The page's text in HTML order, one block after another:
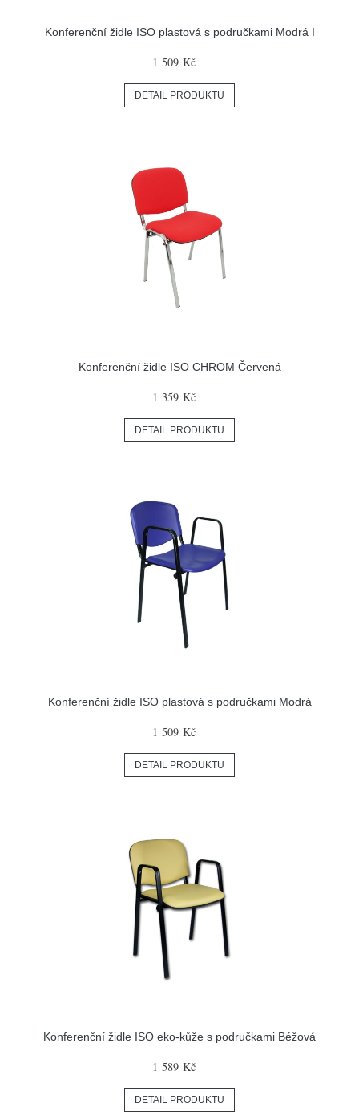
Konferenční židle ISO plastová s područkami Modrá I
1 509 Kč
DETAIL PRODUKTU
Konferenční židle ISO CHROM Červená
1 359 Kč
DETAIL PRODUKTU
Konferenční židle ISO plastová s područkami Modrá
1 509 Kč
DETAIL PRODUKTU
Konferenční židle ISO eko-kůže s područkami Béžová
1 589 Kč
DETAIL PRODUKTU